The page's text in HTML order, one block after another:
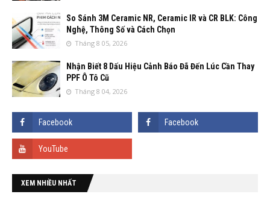
So Sánh 3M Ceramic NR, Ceramic IR và CR BLK: Công
Nghệ, Thông Số và Cách Chọn
Tháng 8 05, 2026
Nhận Biết 8 Dấu Hiệu Cảnh Báo Đã Đến Lúc Cần Thay
PPF Ô Tô Cũ
Tháng 8 04, 2026
XEM NHIỀU NHẤT